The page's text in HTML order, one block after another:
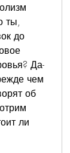
ты,
до
Да-
чем
об
ли